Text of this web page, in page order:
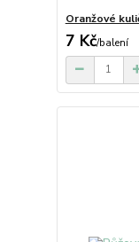
Oranžové
7 Kč/balení